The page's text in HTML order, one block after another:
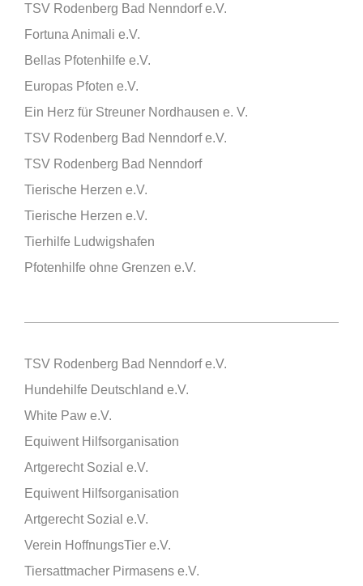
TSV Rodenberg Bad Nenndorf e.V.
Fortuna Animali e.V.
Bellas Pfotenhilfe e.V.
Europas Pfoten e.V.
Ein Herz für Streuner Nordhausen e. V.
TSV Rodenberg Bad Nenndorf e.V.
TSV Rodenberg Bad Nenndorf
Tierische Herzen e.V.
Tierische Herzen e.V.
Tierhilfe Ludwigshafen
Pfotenhilfe ohne Grenzen e.V.
TSV Rodenberg Bad Nenndorf e.V.
Hundehilfe Deutschland e.V.
White Paw e.V.
Equiwent Hilfsorganisation
Artgerecht Sozial e.V.
Equiwent Hilfsorganisation
Artgerecht Sozial e.V.
Verein HoffnungsTier e.V.
Tiersattmacher Pirmasens e.V.